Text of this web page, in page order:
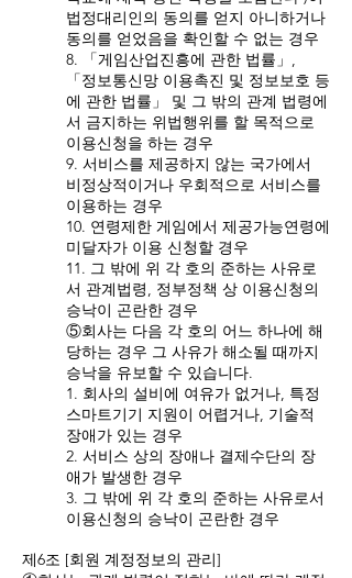
법정대리인의 동의를 얻지 아니하거나
동의를 얻었음을 확인할 수 없는 경우
8. 「게임산업진흥에 관한 법률」,
「정보통신망 이용촉진 및 정보보호 등
에 관한 법률」 및 그 밖의 관계 법령에
서 금지하는 위법행위를 할 목적으로
이용신청을 하는 경우
9. 서비스를 제공하지 않는 국가에서
비정상적이거나 우회적으로 서비스를
이용하는 경우
10. 연령제한 게임에서 제공가능연령에
미달자가 이용 신청할 경우
11. 그 밖에 위 각 호의 준하는 사유로
서 관계법령, 정부정책 상 이용신청의
승낙이 곤란한 경우
⑤회사는 다음 각 호의 어느 하나에 해
당하는 경우 그 사유가 해소될 때까지
승낙을 유보할 수 있습니다.
1. 회사의 설비에 여유가 없거나, 특정
스마트기기 지원이 어렵거나, 기술적
장애가 있는 경우
2. 서비스 상의 장애나 결제수단의 장
애가 발생한 경우
3. 그 밖에 위 각 호의 준하는 사유로서
이용신청의 승낙이 곤란한 경우
제6조 [회원 계정정보의 관리]